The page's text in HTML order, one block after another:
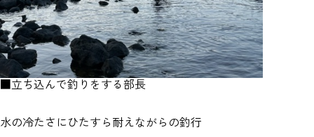
■立ち込んで釣りをする部長
水の冷たさにひたすら耐えながらの釣行